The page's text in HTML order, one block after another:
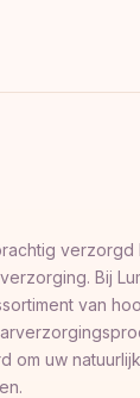
verzorgd
Bij
van
om uw